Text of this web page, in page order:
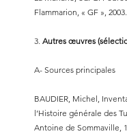
Flammarion, « GF », 2003.
3. Autres œuvres
A- Sources principales
BAUDIER, Michel,
l’Histoire générale des
Antoine de Sommaville,